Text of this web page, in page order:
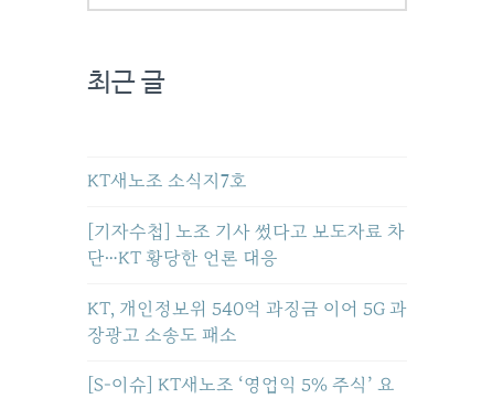
최근 글
KT새노조 소식지7호
[기자수첩] 노조 기사 썼다고 보도자료 차
단…KT 황당한 언론 대응
KT, 개인정보위 540억 과징금 이어 5G 과
장광고 소송도 패소
[S-이슈] KT새노조 ‘영업익 5% 주식’ 요